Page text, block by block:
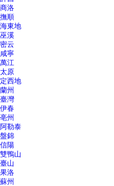
商洛
撫順
海東地
巫溪
密云
咸寧
萬江
太原
定西地
蘭州
臺灣
伊春
亳州
阿勒泰
盤錦
信陽
雙鴨山
臺山
果洛
蘇州